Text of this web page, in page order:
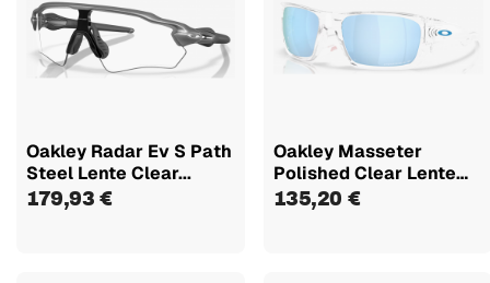
Oakley Radar Ev S Path
Steel Lente Clear...
179,93 €
Oakley Masseter
Polished Clear Lente
Prizm Deep...
135,20 €